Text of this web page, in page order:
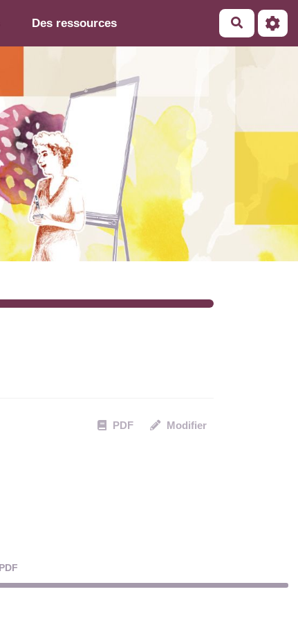
Des ressources
PDF Modifier
PDF